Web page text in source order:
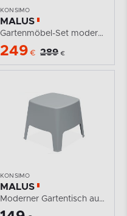
KONSIMO
MALUS
Gartenmöbel-Set modern Polypropylen 2 Personen grau
249 € 289 €
KONSIMO
MALUS
Moderner Gartentisch aus Polypropylen grau